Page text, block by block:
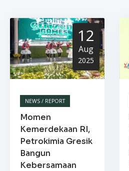
12
Aug
2025
NEWS / REPORT
Momen
Kemerdekaan RI,
Petrokimia Gresik
Bangun
Kebersamaan